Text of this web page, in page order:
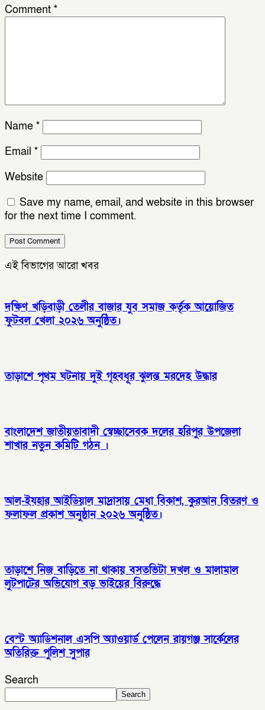
Comment *
Name *
Email *
Website
Save my name, email, and website in this browser
for the next time I comment.
এই বিভাগের আরো খবর
দক্ষিণ খড়িবাড়ী তেলীর বাজার যুব সমাজ কর্তৃক আয়োজিত
ফুটবল খেলা ২০২৬ অনুষ্ঠিত।
তাড়াশে পৃথম ঘটনায় দুই গৃহবধূর ঝুলন্ত মরদেহ উদ্ধার
বাংলাদেশ জাতীয়তাবাদী স্বেচ্ছাসেবক দলের হরিপুর উপজেলা
শাখার নতুন কমিটি গঠন ।
আল-ইযহার আইডিয়াল মাদ্রাসায় মেধা বিকাশ, কুরআন বিতরণ ও
ফলাফল প্রকাশ অনুষ্ঠান ২০২৬ অনুষ্ঠিত।
তাড়াশে নিজ বাড়িতে না থাকায় বসতভিটা দখল ও মালামাল
লুটপাটের অভিযোগ বড় ভাইয়ের বিরুদ্ধে
বেস্ট অ্যাডিশনাল এসপি অ্যাওয়ার্ড পেলেন রায়গঞ্জ সার্কেলের
অতিরিক্ত পুলিশ সুপার
Search
Search